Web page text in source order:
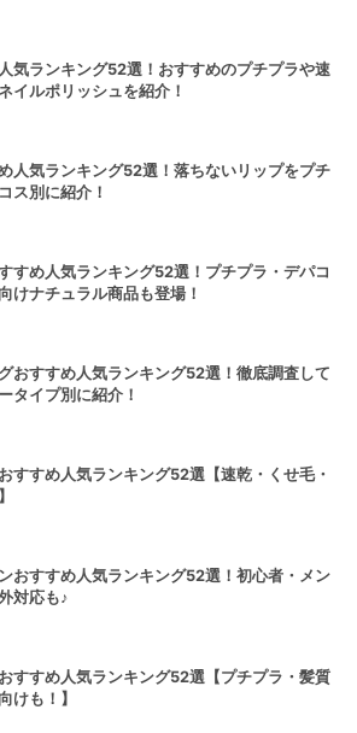
気ランキング52選！おすすめのプチプラや速
イルポリッシュを紹介！
人気ランキング52選！落ちないリップをプチ
ス別に紹介！
すめ人気ランキング52選！プチプラ・デパコ
けナチュラル商品も登場！
おすすめ人気ランキング52選！徹底調査して
タイプ別に紹介！
すすめ人気ランキング52選【速乾・くせ毛・
おすすめ人気ランキング52選！初心者・メン
対応も♪
すすめ人気ランキング52選【プチプラ・髪質
けも！】